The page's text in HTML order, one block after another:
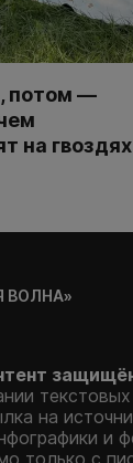
потом —
на гвоздях
ВОЛНА»
на
и
только с